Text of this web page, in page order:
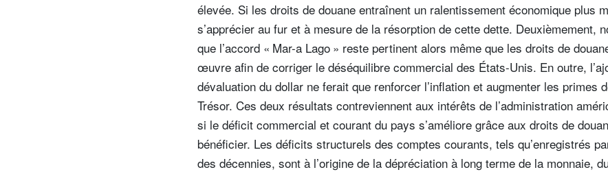
élevée. Si les droits de douane entraînent un ralentissement économique plus
s’apprécier au fur et à mesure de la résorption de cette dette. Deuxièmement,
que l’accord « Mar-a Lago » reste pertinent alors même que les droits de
œuvre afin de corriger le déséquilibre commercial des États-Unis. En outre,
dévaluation du dollar ne ferait que renforcer l’inflation et augmenter les primes
Trésor. Ces deux résultats contreviennent aux intérêts de l’administration
si le déficit commercial et courant du pays s’améliore grâce aux droits de
bénéficier. Les déficits structurels des comptes courants, tels qu’enregistrés
des décennies, sont à l’origine de la dépréciation à long terme de la monnaie,